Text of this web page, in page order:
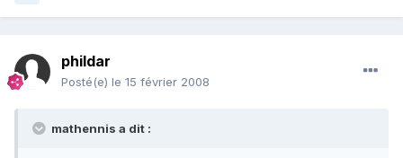
phildar
Posté(e) le 15 février 2008
mathennis a dit :